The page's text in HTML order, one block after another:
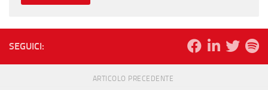
SEGUICI:
ARTICOLO PRECEDENTE